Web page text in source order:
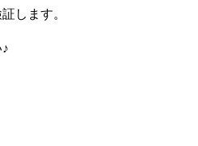
します。